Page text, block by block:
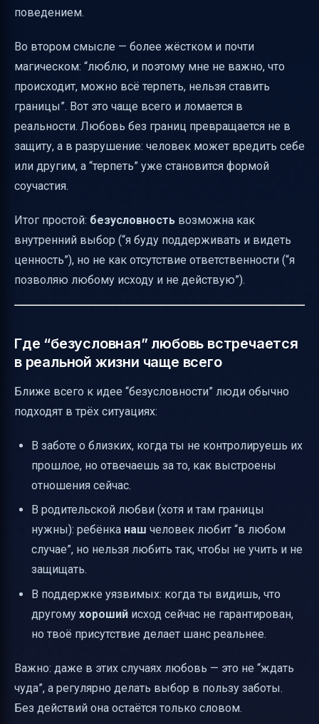
поведением.
Во втором смысле — более жёстком и почти
магическом: “люблю, и поэтому мне не важно, что
происходит, можно всё терпеть, нельзя ставить
границы”. Вот это чаще всего и ломается в
реальности. Любовь без границ превращается не в
защиту, а в разрушение: человек может вредить себе
или другим, а “терпеть” уже становится формой
соучастия.
Итог простой: безусловность возможна как
внутренний выбор (“я буду поддерживать и видеть
ценность”), но не как отсутствие ответственности (“я
позволяю любому исходу и не действую”).
Где “безусловная” любовь встречается
в реальной жизни чаще всего
Ближе всего к идее “безусловности” люди обычно
подходят в трёх ситуациях:
В заботе о близких, когда ты не контролируешь их
прошлое, но отвечаешь за то, как выстроены
отношения сейчас.
В родительской любви (хотя и там границы
нужны): ребёнка наш человек любит “в любом
случае”, но нельзя любить так, чтобы не учить и не
защищать.
В поддержке уязвимых: когда ты видишь, что
другому хороший исход сейчас не гарантирован,
но твоё присутствие делает шанс реальнее.
Важно: даже в этих случаях любовь — это не “ждать
чуда”, а регулярно делать выбор в пользу заботы.
Без действий она остаётся только словом.